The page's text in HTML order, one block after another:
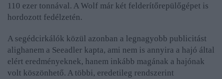
110 ezer tonnával. A Wolf már két felderítőrepülőgépet is
hordozott fedélzetén.
A segédcirkálók közül azonban a legnagyobb publicitást
alighanem a Seeadler kapta, ami nem is annyira a hajó által
elért eredményeknek, hanem inkább magának a hajónak
volt köszönhető. A többi, eredetileg rendszerint